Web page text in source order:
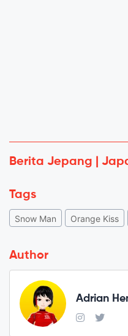
Berita Jepang |
Tags
Snow Man Orange Kiss
Author
Adrian